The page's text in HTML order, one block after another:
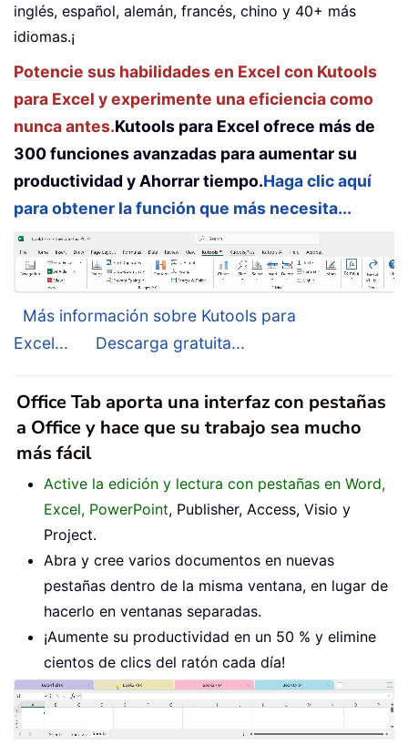
inglés, español, alemán, francés, chino y 40+ más
idiomas.¡
Potencie sus habilidades en Excel con Kutools
para Excel y experimente una eficiencia como
nunca antes.Kutools para Excel ofrece más de
300 funciones avanzadas para aumentar su
productividad y Ahorrar tiempo.Haga clic aquí
para obtener la función que más necesita...
Más información sobre Kutools para
Excel...
Descarga gratuita...
Office Tab aporta una interfaz con pestañas
a Office y hace que su trabajo sea mucho
más fácil
Active la edición y lectura con pestañas en Word,
Excel, PowerPoint, Publisher, Access, Visio y
Project.
Abra y cree varios documentos en nuevas
pestañas dentro de la misma ventana, en lugar de
hacerlo en ventanas separadas.
¡Aumente su productividad en un 50 % y elimine
cientos de clics del ratón cada día!